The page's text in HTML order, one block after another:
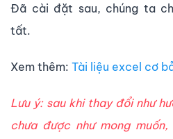
Đã cài đặt sau, chúng ta
tất.
Xem thêm: Tài liệu excel cơ
Lưu ý: sau khi thay đổi như
chưa được như mong